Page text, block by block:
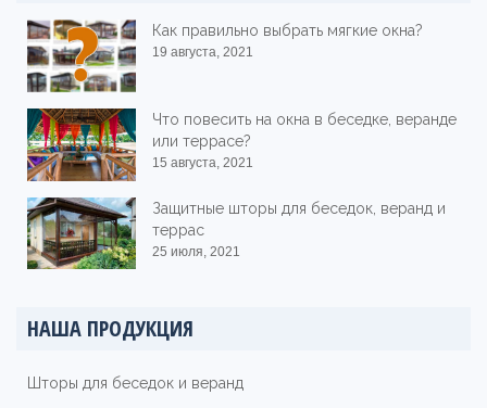
Как правильно выбрать мягкие окна?
19 августа, 2021
Что повесить на окна в беседке, веранде
или террасе?
15 августа, 2021
Защитные шторы для беседок, веранд и
террас
25 июля, 2021
НАША ПРОДУКЦИЯ
Шторы для беседок и веранд